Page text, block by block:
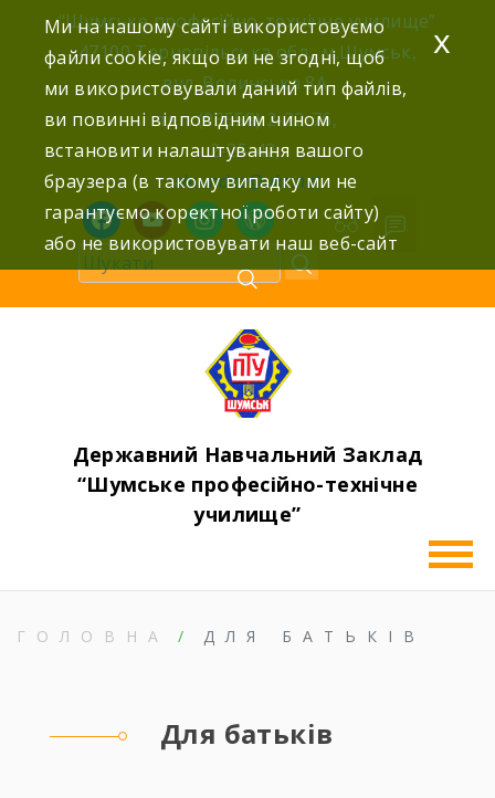
content
“Шумське професійно-технічне училище”
47100 Тернопільська обл., м.Шумськ,
вул. Волинська 8А,
тел: (03558) 2-22-76,
2-25-42,
shumdnz@ukr.net
facebookyoutubeinstagramwordpress
Державний Навчальний Заклад
“Шумське професійно-технічне
училище”
ГОЛОВНА ДЛЯ БАТЬКІВ
Для батьків
Ми на нашому сайті використовуємо
файли cookie, якщо ви не згодні, щоб
ми використовували даний тип файлів,
ви повинні відповідним чином
встановити налаштування вашого
браузера (в такому випадку ми не
гарантуємо коректної роботи сайту)
або не використовувати наш веб-сайт
x